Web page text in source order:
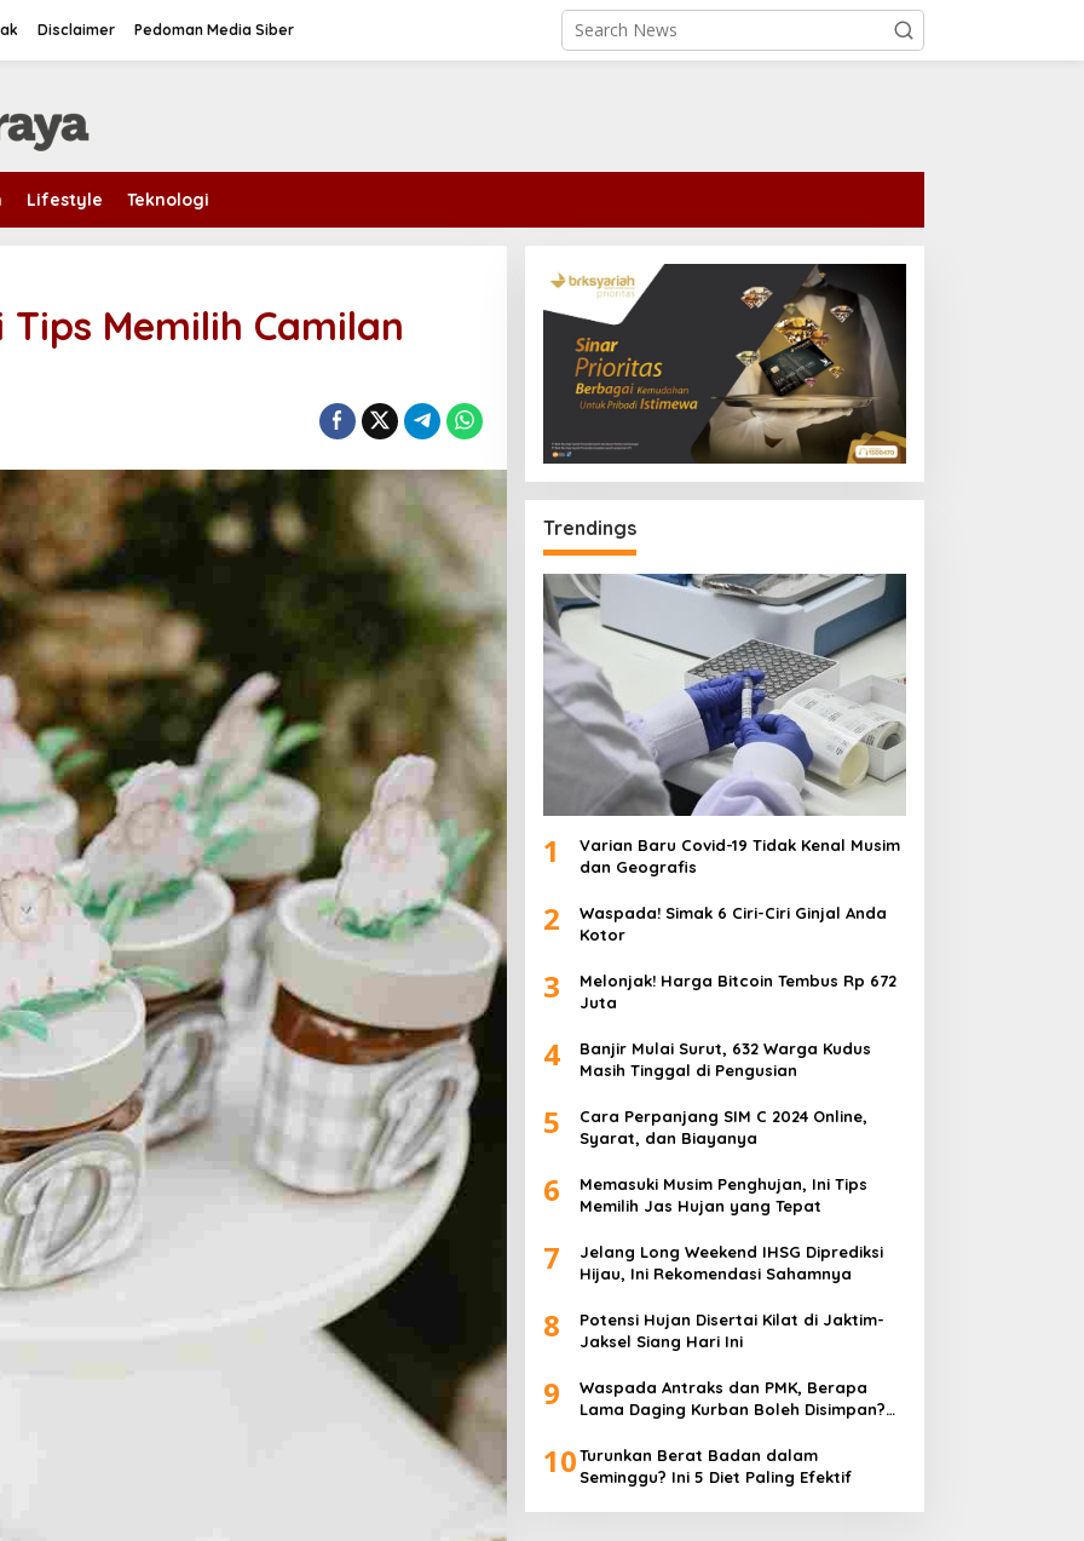
Disclaimer Pedoman Media Siber
Lifestyle Teknologi
Memilih Camilan
Trendings
1
Varian Baru Covid-19 Tidak Kenal Musim
dan Geografis
2
Waspada! Simak 6 Ciri-Ciri Ginjal Anda
Kotor
3
Melonjak! Harga Bitcoin Tembus Rp 672
Juta
4
Banjir Mulai Surut, 632 Warga Kudus
Masih Tinggal di Pengusian
5
Cara Perpanjang SIM C 2024 Online,
Syarat, dan Biayanya
6
Memasuki Musim Penghujan, Ini Tips
Memilih Jas Hujan yang Tepat
7
Jelang Long Weekend IHSG Diprediksi
Hijau, Ini Rekomendasi Sahamnya
8
Potensi Hujan Disertai Kilat di Jaktim-
Jaksel Siang Hari Ini
9
Waspada Antraks dan PMK, Berapa
Lama Daging Kurban Boleh Disimpan?
10Turunkan Berat Badan dalam
Seminggu? Ini 5 Diet Paling Efektif